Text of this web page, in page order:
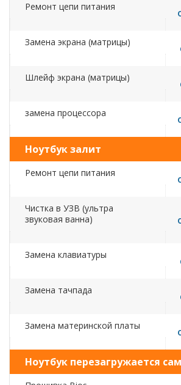
Ремонт цепи питания
Замена экрана (матрицы)
Шлейф экрана (матрицы)
замена процессора
Ноутбук залит
Ремонт цепи питания
Чистка в УЗВ (ультра
звуковая ванна)
Замена клавиатуры
Замена тачпада
Замена материнской платы
Ноутбук перезагружается